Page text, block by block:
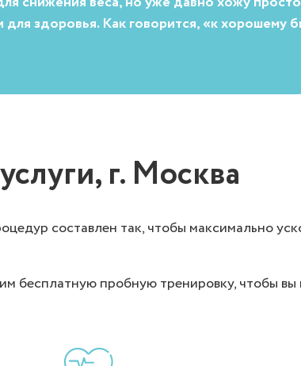
здоровья. Как говорится, «к хорошему
г. Москва
составлен так, чтобы максимально
пробную тренировку, чтобы вы